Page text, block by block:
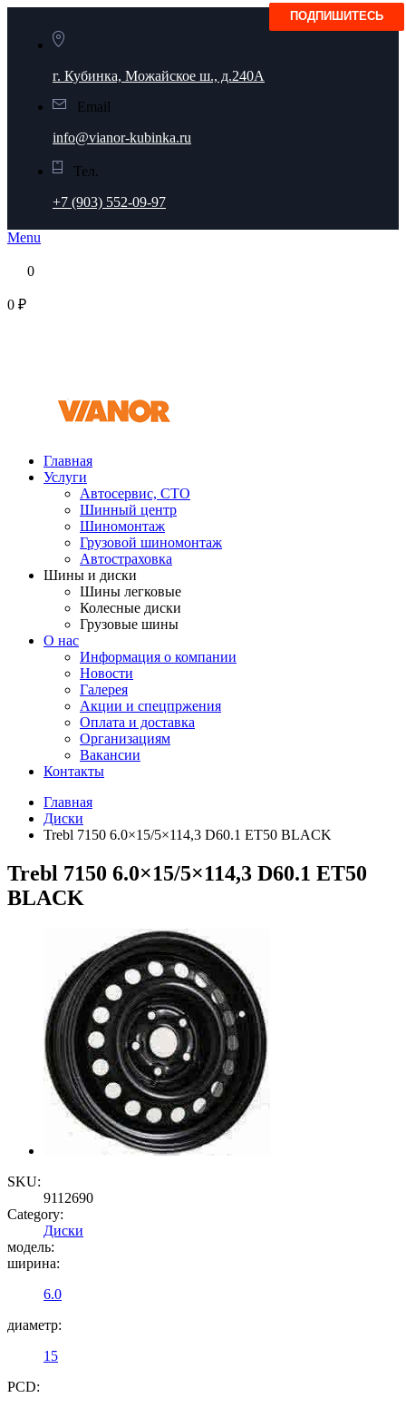
г. Кубинка, Можайское ш., д.240А
Email
info@vianor-kubinka.ru
Тел.
+7 (903) 552-09-97
Menu
0
0 ₽
Главная
Услуги
Автосервис, СТО
Шинный центр
Шиномонтаж
Грузовой шиномонтаж
Автостраховка
Шины и диски
Шины легковые
Колесные диски
Грузовые шины
О нас
Информация о компании
Новости
Галерея
Акции и спецпржения
Оплата и доставка
Организациям
Вакансии
Контакты
Главная
Диски
Trebl 7150 6.0×15/5×114,3 D60.1 ET50 BLACK
Trebl 7150 6.0×15/5×114,3 D60.1 ET50
BLACK
SKU:
9112690
Category:
Диски
модель:
ширина:
6.0
диаметр:
15
PCD: